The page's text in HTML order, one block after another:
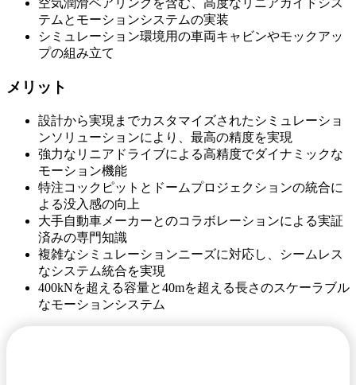
空気潤滑ベアリングを含む、高度なリニアガイドシス
テムとモーションシステムの実装
シミュレーション環境用の車両キャビンやモックアッ
プの組み立て
メリット
設計から実現までカスタマイズされたシミュレーショ
ンソリューションにより、最高の精度を実現
強力なリニアドライブによる高精度でダイナミックな
モーション機能
特注コックピットとドームプロジェクションの統合に
よる没入感の向上
大手自動車メーカーとのコラボレーションによる実証
済みの専門知識
複雑なシミュレーションニーズに対応し、シームレス
なシステム統合を実現
400kNを超える容量と40mを超える長さのスケーラブル
なモーションシステム